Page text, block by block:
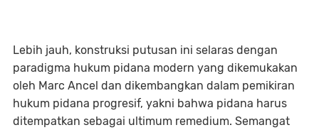
Lebih jauh, konstruksi putusan ini selaras dengan
paradigma hukum pidana modern yang dikemukakan
oleh Marc Ancel dan dikembangkan dalam pemikiran
hukum pidana progresif, yakni bahwa pidana harus
ditempatkan sebagai ultimum remedium. Semangat